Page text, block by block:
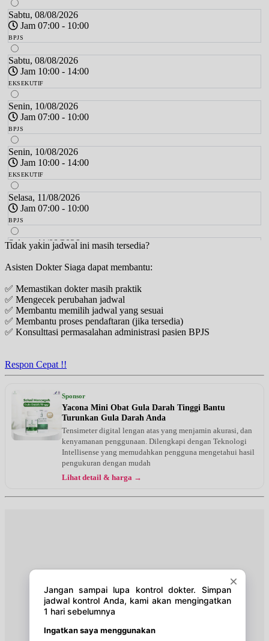
Sabtu, 08/08/2026
Jam 07:00 - 10:00
BPJS
Sabtu, 08/08/2026
Jam 10:00 - 14:00
EKSEKUTIF
Senin, 10/08/2026
Jam 07:00 - 10:00
BPJS
Senin, 10/08/2026
Jam 10:00 - 14:00
EKSEKUTIF
Selasa, 11/08/2026
Jam 07:00 - 10:00
BPJS
Selasa, 11/08/2026
Jam 10:00 - 14:00
EKSEKUTIF
Rabu, 12/08/2026
Jam 09:00 - 13:00
BPJS
Rabu, 12/08/2026
Jam 15:00 - 16:00
Kamis, 13/08/2026
Jam 07:00 - 10:00
Jam 10:00 - 14:00
Jam 13:00 - 15:00
Jumat, 14/08/2026
Tidak yakin jadwal ini masih tersedia?
Asisten Dokter Siaga dapat membantu:
✅ Memastikan dokter masih praktik
✅ Mengecek perubahan jadwal
✅ Membantu memilih jadwal yang sesuai
✅ Membantu proses pendaftaran (jika tersedia)
✅ Konsulttasi permasalahan administrasi pasien BPJS
Respon Cepat !!
Sponsor
Yacona Mini Obat Gula Darah Tinggi Bantu
Turunkan Gula Darah Anda
Tensimeter digital lengan atas yang menjamin akurasi, dan
kenyamanan penggunaan. Dilengkapi dengan Teknologi
Intellisense yang memudahkan pengguna mengetahui hasil
pengukuran dengan mudah
Lihat detail & harga →